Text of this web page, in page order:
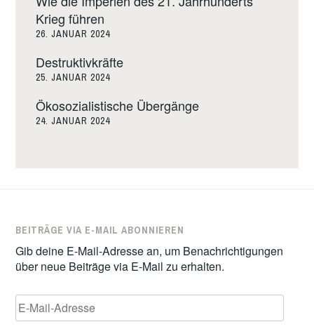
Krieg führen
26. JANUAR 2024
Destruktivkräfte
25. JANUAR 2024
Ökosozialistische Übergänge
24. JANUAR 2024
BEITRÄGE VIA E-MAIL ABONNIEREN
Gib deine E-Mail-Adresse an, um Benachrichtigungen
über neue Beiträge via E-Mail zu erhalten.
E-
Mail-